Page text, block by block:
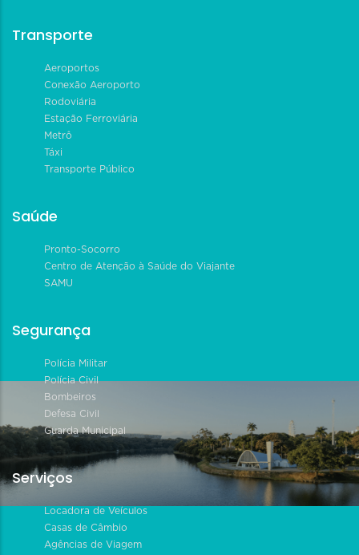
Transporte
Aeroportos
Conexão Aeroporto
Rodoviária
Estação Ferroviária
Metrô
Táxi
Transporte Público
Saúde
Pronto-Socorro
Centro de Atenção à Saúde do Viajante
SAMU
Segurança
Polícia Militar
Polícia Civil
Bombeiros
Defesa Civil
Guarda Municipal
Serviços
Locadora de Veículos
Casas de Câmbio
Agências de Viagem